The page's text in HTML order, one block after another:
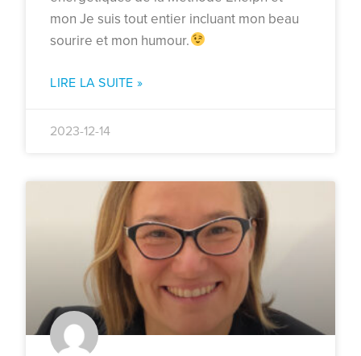
mon Je suis tout entier incluant mon beau
sourire et mon humour.
LIRE LA SUITE »
2023-12-14